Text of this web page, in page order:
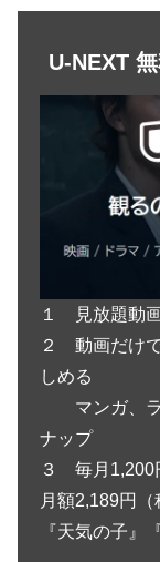
U-NEXT
１ 見放題動
２ 動画だけ
しめる
マンガ、ラ
ナップ
３ 毎月1,200
月額2,189円（
『天気の子』